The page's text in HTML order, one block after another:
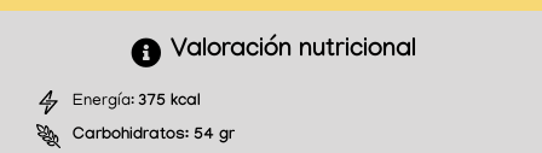
Valoración nutricional
Energía: 375 kcal
Carbohidratos: 54 gr